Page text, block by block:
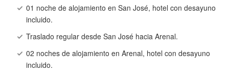
01 noche de alojamiento en San José, hotel con desayuno
incluido.
Traslado regular desde San José hacia Arenal.
02 noches de alojamiento en Arenal, hotel con desayuno
incluido.